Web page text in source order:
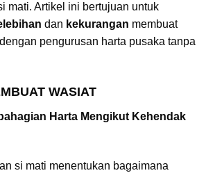
mati. Artikel ini bertujuan untuk
dan kekurangan membuat
pengurusan harta pusaka tanpa
WASIAT
Harta Mengikut Kehendak
si mati menentukan bagaimana